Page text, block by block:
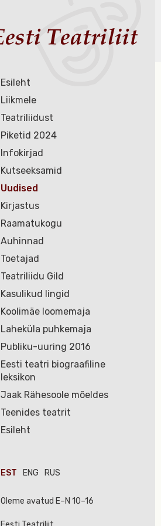
Esileht
Liikmele
Teatriliidust
Piketid 2024
Infokirjad
Kutseeksamid
Uudised
Kirjastus
Raamatukogu
Auhinnad
Toetajad
Teatriliidu Gild
Kasulikud lingid
Koolimäe loomemaja
Laheküla puhkemaja
Publiku-uuring 2016
Eesti teatri biograafiline
leksikon
Jaak Rähesoole mõeldes
Teenides teatrit
Esileht
EST ENG RUS
Oleme avatud E–N 10–16